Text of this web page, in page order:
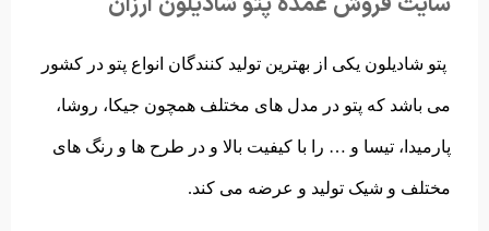
پتو شادیلون یکی از بهترین تولید کنندگان انواع پتو در کشور
می باشد که پتو در مدل های مختلف همچون جیکا، روشا،
پارمیدا، تیسا و … را با کیفیت بالا و در طرح ها و رنگ های
مختلف و شیک تولید و عرضه می کند.